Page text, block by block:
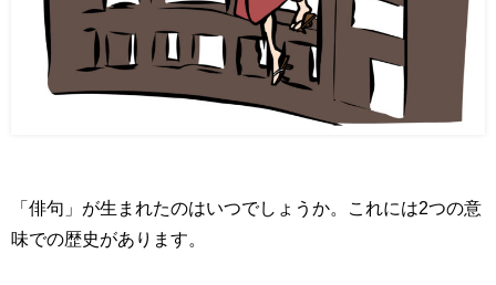
「俳句」が生まれたのはいつでしょうか。これには2つの意
味での歴史があります。